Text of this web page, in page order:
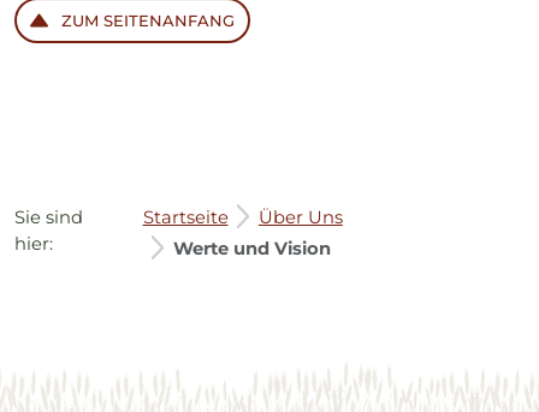
ZUM SEITENANFANG
Sie sind
hier:
Startseite
Über Uns
Werte und Vision